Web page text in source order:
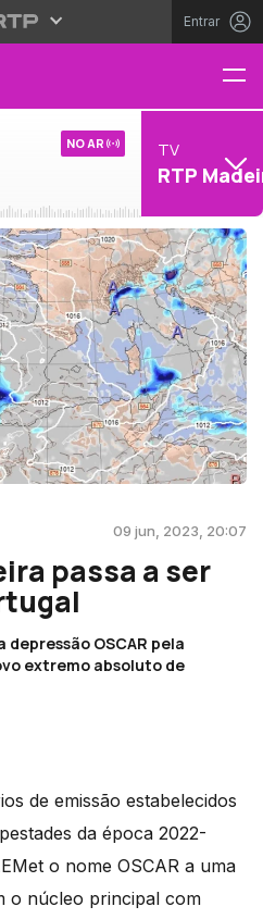
Entrar
NO AR TV
RTP
09 jun, 2023, 20:07
passa a ser
depressão OSCAR pela
extremo absoluto de
de emissão estabelecidos
da época 2022-
o nome OSCAR a uma
o núcleo principal com